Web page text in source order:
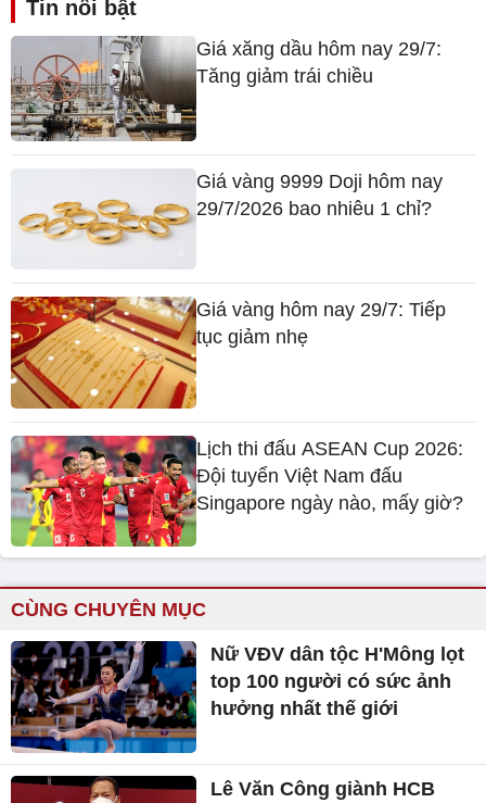
Tin nổi bật
Giá xăng dầu hôm nay 29/7:
Tăng giảm trái chiều
Giá vàng 9999 Doji hôm nay
29/7/2026 bao nhiêu 1 chỉ?
Giá vàng hôm nay 29/7: Tiếp
tục giảm nhẹ
Lịch thi đấu ASEAN Cup 2026:
Đội tuyển Việt Nam đấu
Singapore ngày nào, mấy giờ?
CÙNG CHUYÊN MỤC
Nữ VĐV dân tộc H'Mông lọt
top 100 người có sức ảnh
hưởng nhất thế giới
Lê Văn Công giành HCB